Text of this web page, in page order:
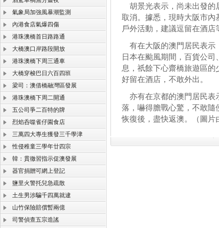
氣象局加強風暴潮監測
內港食店氣爆四傷
港珠澳橋首日路路通
大橋澳口岸路段開放
港珠澳橋下周三通車
大橋穿梭巴日六百四班
梁司：澳借橋融灣區發展
港珠澳橋下周二開通
五公司爭二百特的牌
烈焰呑噬雀仔園食店
三萬四大專生獲發三千學津
性侵稚童三學年廿四宗
韓：貫徹習指示促澳發展
器官捐贈可網上登記
鹽里火警托兒急疏散
土生男涉騙千四萬就逮
山竹保險賠償暫兩億
司警偵查五宗造謠
胡景光表示，尚未出發的
取消。據悉，現時大阪市
戶外活動，建議逗留在酒店
有在大阪的澳門居民表示
日本在颱風期間，百貨公
息，祇餘下心齋橋旅遊區
好留在酒店，不敢外出。
亦有在京都的澳門居民表
落，嚇得膽戰心驚，不敢
恢復後，盡快返澳。（圖片